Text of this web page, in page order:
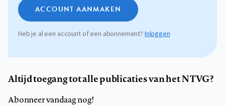
ACCOUNT AANMAKEN
Heb je al een account of een abonnement?Inloggen
Altijd toegang tot alle publicaties van het NTVG?
Abonneer vandaag nog!